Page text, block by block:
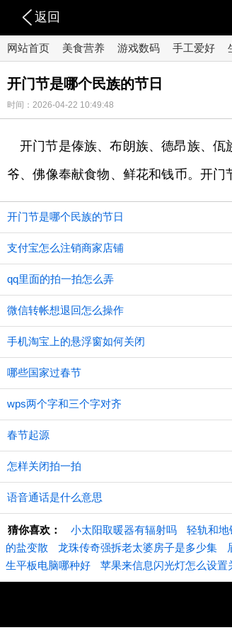
返回
网站首页 美食营养 游戏数码 手工爱好
开门节是哪个民族的节日
时间：2026-04-22 10:49:48
开门节是傣族、布朗族、德昂族、佤
爷、佛像奉献食物、鲜花和钱币。开门
开门节是哪个民族的节日
支付宝怎么注销商家店铺
qq里面的拍一拍怎么弄
微信转帐想退回怎么操作
手机淘宝上的悬浮窗如何关闭
哪些国家过春节
wps两个字和三个字对齐
春节起源
怎样关闭拍一拍
语音通话是什么意思
猜你喜欢： 小太阳取暖器有辐射吗 轻轨和地
的盐变散
龙珠传奇强拆老太婆房子是多少集
生平板电脑哪种好
苹果来信息闪光灯怎么设置